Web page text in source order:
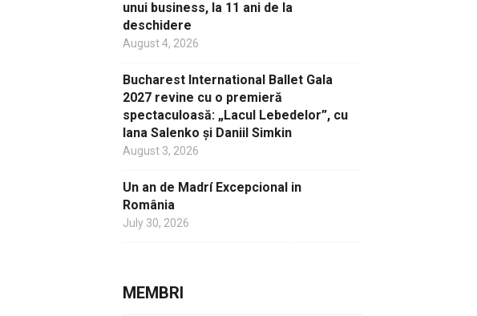
unui business, la 11 ani de la
deschidere
August 4, 2026
Bucharest International Ballet Gala
2027 revine cu o premieră
spectaculoasă: „Lacul Lebedelor”, cu
Iana Salenko și Daniil Simkin
August 3, 2026
Un an de Madrí Excepcional in
România
July 30, 2026
MEMBRI